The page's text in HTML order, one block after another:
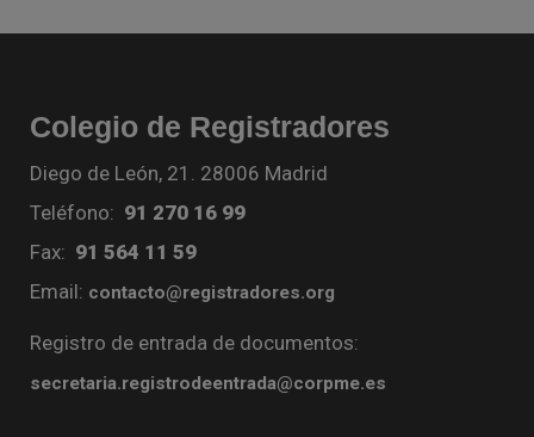
Colegio de Registradores
Diego de León, 21. 28006 Madrid
Teléfono: 91 270 16 99
Fax: 91 564 11 59
Email: contacto@registradores.org
Registro de entrada de documentos:
secretaria.registrodeentrada@corpme.es